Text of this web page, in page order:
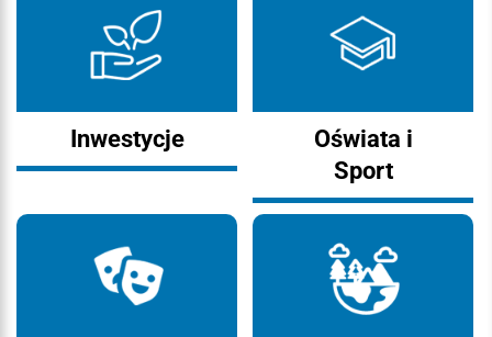
Inwestycje
Oświata i
Sport